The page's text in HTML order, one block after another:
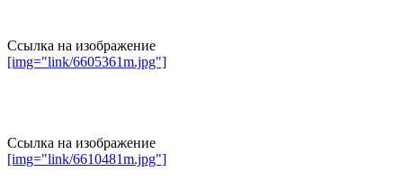
Ссылка на изображение
[img="link/6605361m.jpg"]
Ссылка на изображение
[img="link/6610481m.jpg"]